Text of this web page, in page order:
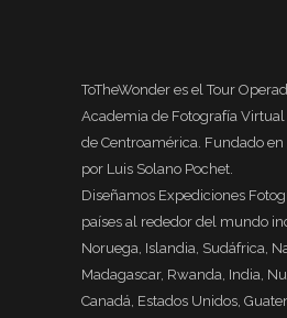
ToTheWonder es el Tour
Academia de Fotografía
de Centroamérica. Fundado en
por Luis Solano Pochet.
Diseñamos Expediciones
países al rededor del mundo
Noruega, Islandia, Sudáfrica,
Madagascar, Rwanda, India,
Canadá, Estados Unidos,